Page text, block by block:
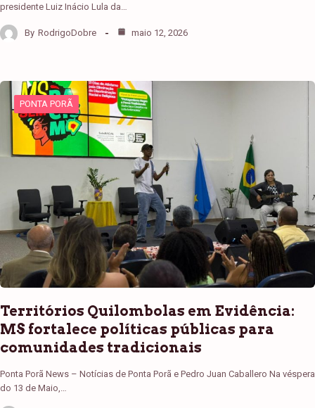
presidente Luiz Inácio Lula da…
By RodrigoDobre maio 12, 2026
PONTA PORÃ
Territórios Quilombolas em Evidência:
MS fortalece políticas públicas para
comunidades tradicionais
Ponta Porã News – Notícias de Ponta Porã e Pedro Juan Caballero Na véspera
do 13 de Maio,…